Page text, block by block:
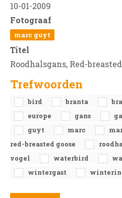
10-01-2009
Fotograaf
marc guyt
Titel
Roodhalsgans, Red-
Trefwoorden
bird branta
europe
gans
guyt
marc
red-breasted goose
vogel
waterbird
wintergast